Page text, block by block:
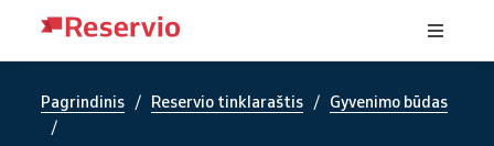
Pagrindinis / Reservio tinklaraštis / Gyvenimo būdas
/